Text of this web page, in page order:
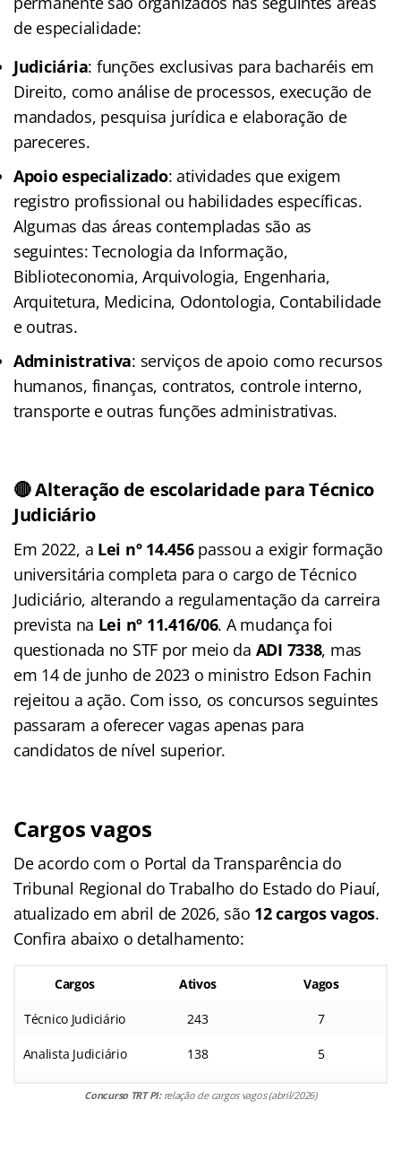
de especialidade:
Judiciária: funções exclusivas para bacharéis em
Direito, como análise de processos, execução de
mandados, pesquisa jurídica e elaboração de
pareceres.
Apoio especializado: atividades que exigem
registro profissional ou habilidades específicas.
Algumas das áreas contempladas são as
seguintes: Tecnologia da Informação,
Biblioteconomia, Arquivologia, Engenharia,
Arquitetura, Medicina, Odontologia, Contabilidade
e outras.
Administrativa: serviços de apoio como recursos
humanos, finanças, contratos, controle interno,
transporte e outras funções administrativas.
🔴 Alteração de escolaridade para Técnico
Judiciário
Em 2022, a Lei nº 14.456passou a exigir formação
universitária completa para o cargo de Técnico
Judiciário, alterando a regulamentação da carreira
prevista na Lei nº 11.416/06. A mudança foi
questionada no STF por meio da ADI 7338, mas
em 14 de junho de 2023 o ministro Edson Fachin
rejeitou a ação. Com isso, os concursos seguintes
passaram a oferecer vagas apenas para
candidatos de nível superior.
Cargos vagos
De acordo com o Portal da Transparência do
Tribunal Regional do Trabalho do Estado do Piauí,
atualizado em abril de 2026, são 12 cargos vagos.
Confira abaixo o detalhamento:
Cargos Ativos Vagos
Técnico Judiciário 243 7
Analista Judiciário 138 5
Concurso TRT PI: relação de cargos vagos (abril/2026)